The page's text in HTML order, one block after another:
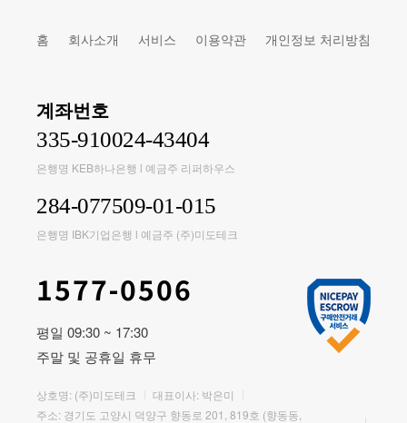
홈 회사소개 서비스 이용약관 개인정보 처리방침
계좌번호
335-910024-43404
은행명 KEB하나은행 l 예금주 리퍼하우스
284-077509-01-015
은행명 IBK기업은행 l 예금주 (주)미도테크
1577-0506
평일 09:30 ~ 17:30
주말 및 공휴일 휴무
상호명: (주)미도테크
대표이사: 박은미
주소: 경기도 고양시 덕양구 향동로 201, 819호 (향동동,